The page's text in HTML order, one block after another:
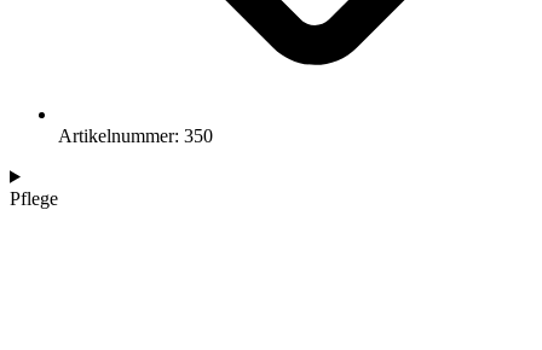
Artikelnummer: 350
Pflege